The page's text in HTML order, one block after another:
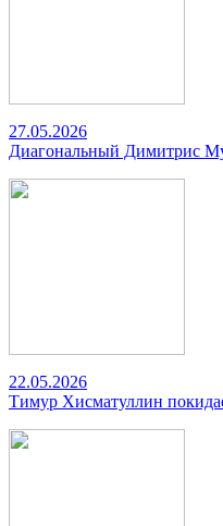
27.05.2026
Диагональный Димитрис
22.05.2026
Тимур Хисматуллин